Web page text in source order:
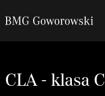
CLA - klasa